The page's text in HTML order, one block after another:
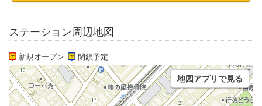
ステーション周辺地図
新規オープン 閉鎖予定
地図アプリで見る